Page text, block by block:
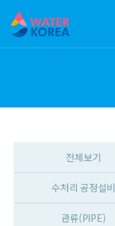
전체보기
수처리 공정설비
관류(PIPE)